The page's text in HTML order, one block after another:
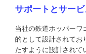
サポートとサー
当社の鉄道ホッパーワ
的として設計されてお
たすように設計されて